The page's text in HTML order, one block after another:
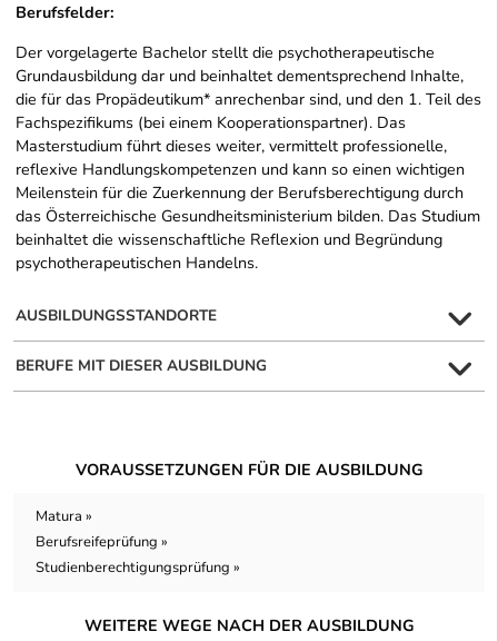
Berufsfelder:
Der vorgelagerte Bachelor stellt die psychotherapeutische
Grundausbildung dar und beinhaltet dementsprechend Inhalte,
die für das Propädeutikum* anrechenbar sind, und den 1. Teil des
Fachspezifikums (bei einem Kooperationspartner). Das
Masterstudium führt dieses weiter, vermittelt professionelle,
reflexive Handlungskompetenzen und kann so einen wichtigen
Meilenstein für die Zuerkennung der Berufsberechtigung durch
das Österreichische Gesundheitsministerium bilden. Das Studium
beinhaltet die wissenschaftliche Reflexion und Begründung
psychotherapeutischen Handelns.
AUSBILDUNGSSTANDORTE
BERUFE MIT DIESER AUSBILDUNG
VORAUSSETZUNGEN FÜR DIE AUSBILDUNG
Matura »
Berufsreifeprüfung »
Studienberechtigungsprüfung »
WEITERE WEGE NACH DER AUSBILDUNG